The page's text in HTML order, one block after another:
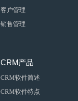
客户管理
销售管理
CRM产品
CRM软件简述
CRM软件特点